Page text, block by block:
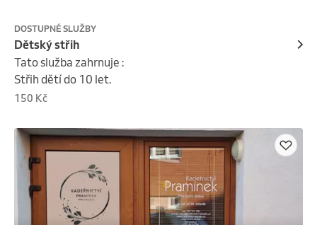
DOSTUPNÉ SLUŽBY
Dětský střih
Tato služba zahrnuje :
Střih dětí do 10 let.
150 Kč